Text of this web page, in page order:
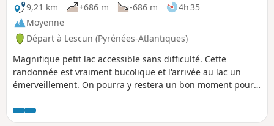
9,21 km
+686 m -686 m
4h 35
Moyenne
Départ à Lescun (Pyrénées-Atlantiques)
Magnifique petit lac accessible sans difficulté. Cette
randonnée est vraiment bucolique et l'arrivée au lac un
émerveillement. On pourra y restera un bon moment pour